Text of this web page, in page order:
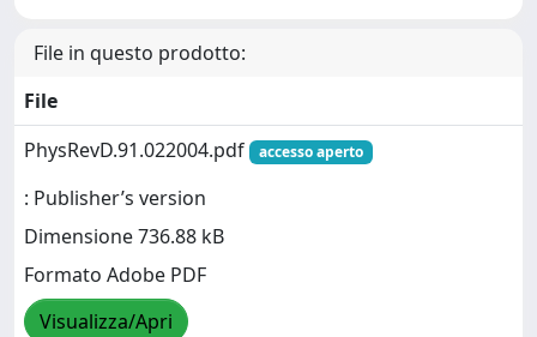
File in questo prodotto:
File
PhysRevD.91.022004.pdf
accesso aperto
: Publisher’s version
Dimensione 736.88 kB
Formato Adobe PDF
Visualizza/Apri